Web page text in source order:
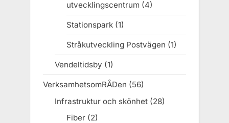
utvecklingscentrum(4)
Stationspark(1)
Stråkutveckling Postvägen (1)
Vendeltidsby (1)
VerksamhetsomRÅDen (56)
Infrastruktur och skönhet(28)
Fiber(2)